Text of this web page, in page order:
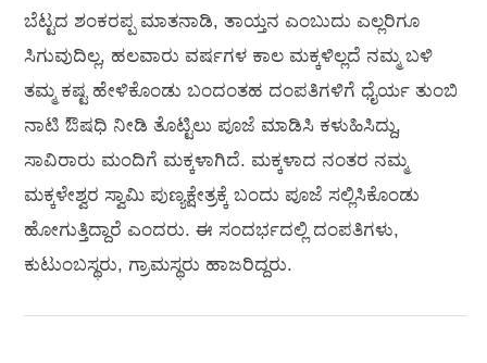
ಬೆಟ್ಟದ ಶಂಕರಪ್ಪ ಮಾತನಾಡಿ, ತಾಯ್ತನ ಎಂಬುದು ಎಲ್ಲರಿಗೂ
ಸಿಗುವುದಿಲ್ಲ, ಹಲವಾರು ವರ್ಷಗಳ ಕಾಲ ಮಕ್ಕಳಿಲ್ಲದೆ ನಮ್ಮ ಬಳಿ
ತಮ್ಮ ಕಷ್ಟ ಹೇಳಿಕೊಂಡು ಬಂದಂತಹ ದಂಪತಿಗಳಿಗೆ ಧೈರ್ಯ ತುಂಬಿ
ನಾಟಿ ಔಷಧಿ ನೀಡಿ ತೊಟ್ಟಿಲು ಪೂಜೆ ಮಾಡಿಸಿ ಕಳುಹಿಸಿದ್ದು,
ಸಾವಿರಾರು ಮಂದಿಗೆ ಮಕ್ಕಳಾಗಿದೆ. ಮಕ್ಕಳಾದ ನಂತರ ನಮ್ಮ
ಮಕ್ಕಳೇಶ್ವರ ಸ್ವಾಮಿ ಪುಣ್ಯಕ್ಷೇತ್ರಕ್ಕೆ ಬಂದು ಪೂಜೆ ಸಲ್ಲಿಸಿಕೊಂಡು
ಹೋಗುತ್ತಿದ್ದಾರೆ ಎಂದರು. ಈ ಸಂದರ್ಭದಲ್ಲಿ ದಂಪತಿಗಳು,
ಕುಟುಂಬಸ್ಥರು, ಗ್ರಾಮಸ್ಥರು ಹಾಜರಿದ್ದರು.